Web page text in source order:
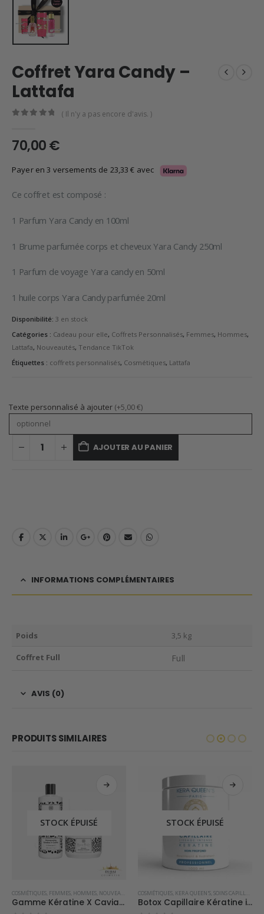
Coffret Yara Candy –
Lattafa
( Il n'y a pas encore d'avis. )
70,00€
Payer en 3 versements de 23,33€ avec
Ce coffret est composé :
1 Parfum Yara Candy en 100ml
1 Brume parfumée corps et cheveux Yara Candy 250ml
1 Parfum de voyage Yara candy en 50ml
1 huile corps Yara Candy parfumée 20ml
Disponibilité: 3 en stock
Catégories : Cadeau pour elle, Coffrets Personnalisés, Femmes, Hommes,
Lattafa, Nouveautés, Tendance TikTok
Étiquettes : coffrets personnalisés, Cosmétiques, Lattafa
Texte personnalisé à ajouter (+5,00 €)
AJOUTER AU PANIER
INFORMATIONS COMPLÉMENTAIRES
Poids 3,5 kg
Coffret Full Full
AVIS (0)
PRODUITS SIMILAIRES
STOCK ÉPUISÉ
COSMÉTIQUES FEMMES HOMMES NOUVEAUTÉS ROSE BAIE,SOINS CAPILLAIRES
Gamme Kératine X Caviar – Rose Baie
STOCK ÉPUISÉ
COSMÉTIQUES KERA QUEEN'S SOINS CAPILLAIRES
Botox Capillaire Kératine intense 1000ml